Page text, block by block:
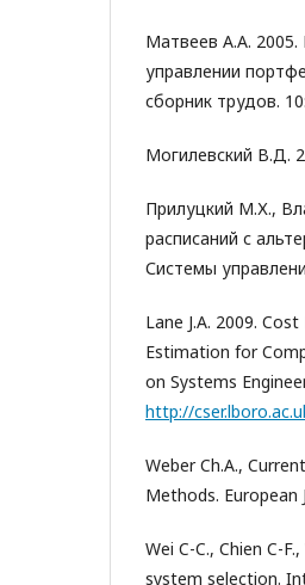
Матвеев А.А.
управлении
сборник трудов.
Могилевский В.Д.
Прилуцкий М.Х.,
расписаний с
Системы
Lane J.A. 2009.
Estimation for
on Systems
http://
Weber Ch.A.,
Methods. European
Wei C-C., Chien C-
system selection.